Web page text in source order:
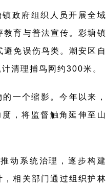
政府组织人员开展全域
育与普法宣传。彩塘镇
免误伤鸟类。潮安区自
清理捕鸟网约300米。
一个缩影。今年以来，
，将监督触角延伸至山
动系统治理，逐步构建
，相关部门通过组织护林